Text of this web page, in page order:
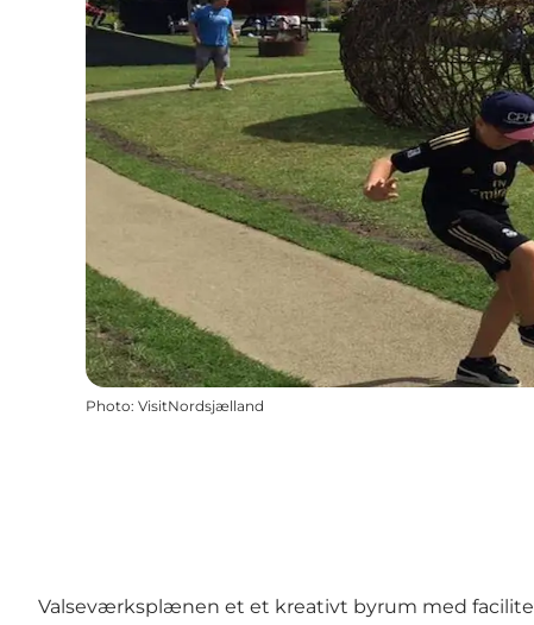
Photo: VisitNordsjælland
Valseværksplænen et et kreativt byrum med